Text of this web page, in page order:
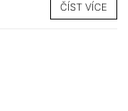
ČÍST VÍCE